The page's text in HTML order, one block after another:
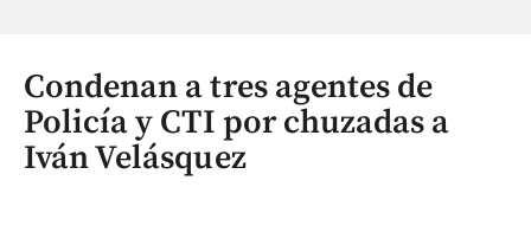
Condenan a tres agentes de
Policía y CTI por chuzadas a
Iván Velásquez